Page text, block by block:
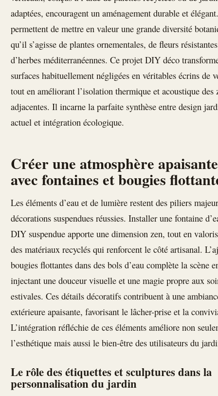
adaptées, encouragent un aménagement durable et
permettent de mettre en valeur une grande diversité
qu’il s’agisse de plantes ornementales, de fleurs
d’herbes méditerranéennes. Ce projet DIY déco
surfaces habituellement négligées en véritables écrins de
tout en améliorant l’isolation thermique et acoustique des
adjacentes. Il incarne la parfaite synthèse entre design
actuel et intégration écologique.
Créer une atmosphère apaisante
avec fontaines et bougies
Les éléments d’eau et de lumière restent des piliers
décorations suspendues réussies. Installer une fontaine
DIY suspendue apporte une dimension zen, tout en
des matériaux recyclés qui renforcent le côté artisanal.
bougies flottantes dans des bols d’eau complète la scène
injectant une douceur visuelle et une magie propre aux
estivales. Ces détails décoratifs contribuent à une
extérieure apaisante, favorisant le lâcher-prise et la
L’intégration réfléchie de ces éléments améliore non
l’esthétique mais aussi le bien-être des utilisateurs du
Le rôle des étiquettes et sculptures dans la
personnalisation du jardin